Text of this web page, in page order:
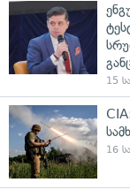
15
16